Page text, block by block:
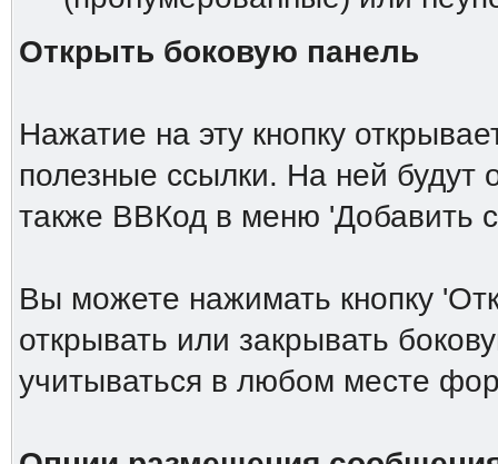
Открыть боковую панель
Нажатие на эту кнопку
полезные ссылки. На ней
также ВВКод в меню 'Добавить
Вы можете нажимать кнопку
открывать или закрывать
учитываться в любом месте